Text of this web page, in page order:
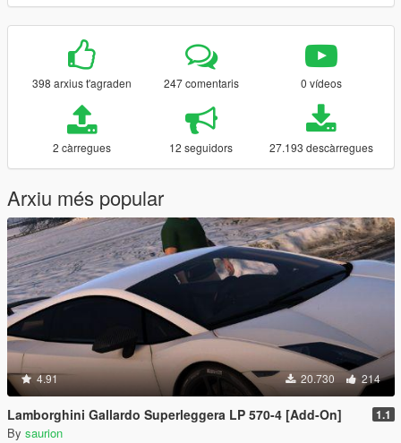
398 arxius t'agraden 247 comentaris 0 vídeos
2 càrregues 12 seguidors 27.193 descàrregues
Arxiu més popular
4.91 20.730 214
Lamborghini Gallardo Superleggera LP 570-4 [Add-On] 1.1
By saurion